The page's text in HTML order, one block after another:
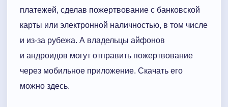
платежей, сделав пожертвование с банковской
карты или электронной наличностью, в том числе
и из-за рубежа. А владельцы айфонов
и андроидов могут отправить пожертвование
через мобильное приложение. Скачать его
можно здесь.